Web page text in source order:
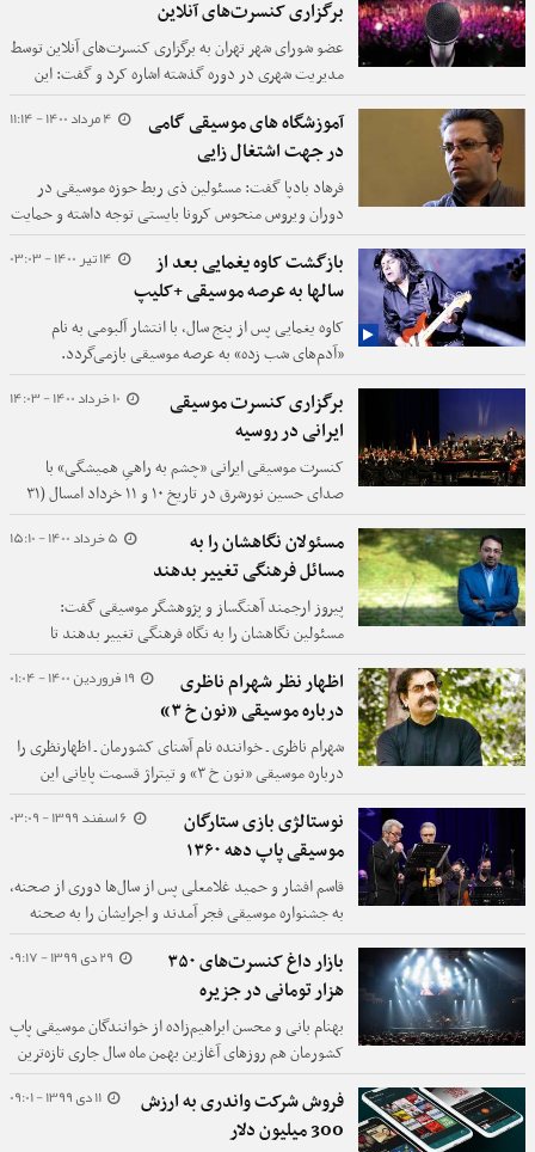
برگزاری کنسرت‌های آنلاین
عضو شورای شهر تهران به برگزاری کنسرت‌های آنلاین توسط
مدیریت شهری در دوره گذشته اشاره کرد و گفت:‌ این
کنسرت‌ها چه اثری را داشته و چقدر هزینه و فایده در پی
آن ایجاد شده است؛ این مسائلی است که باید به آن پاسخ
داده شود.
4 مرداد 1400 - 11:14
آموزشگاه های موسیقی گامی
در جهت اشتغال زایی
فرهاد بادپا گفت: مسئولین ذی ربط حوزه موسیقی در
دوران ویروس منحوس کرونا بایستی توجه داشته و حمایت
های مالی بیشتر و موثرتری انجام دهند.
14 تیر 1400 - 03:03
بازگشت کاوه یغمایی بعد از
سالها به عرصه موسیقی +کلیپ
کاوه یغمایی پس از پنج سال، با انتشار آلبومی به نام
«آدم‌های شب زده» به عرصه موسیقی بازمی‌گردد.
10 خرداد 1400 - 14:03
برگزاری کنسرت موسیقی
ایرانی در روسیه
کنسرت موسیقی ایرانی «چشم به راهیِ همیشگی» با
صدای حسین نورشرق در تاریخ ۱۰ و ۱۱ خرداد امسال (۳۱
می و اول ژوئن ۲۰۲۱) در سالن‌های راخمانینف کنسرواتوار
چایکوفسکی مسکو و خانه فرهنگ شهر بورووسک برگزار
می‌شود.
5 خرداد 1400 - 15:10
مسئولان نگاهشان را به
مسائل فرهنگی تغییر بدهند
پیروز ارجمند آهنگساز و پژوهشگر موسیقی گفت:
مسئولین نگاهشان را به نگاه فرهنگی تغییر بدهند تا
اعتمادسازی انجام شود. بدون اعتمادسازی نه هنرمندان
بالنده می شوند نه دولت می تواند از این فرصت برای
پیشبرد اهداف فرهنگی استفاده کند.
19 فروردین 1400 - 01:04
اظهار نظر شهرام ناظری
درباره موسیقی «نون خ ۳»
شهرام ناظری ـ خواننده نام آشنای کشورمان ـ اظهارنظری را
درباره موسیقی «نون خ ۳» و تیتراژ قسمت پایانی این
سریال با قطعه «لیلُم لِیل» بیان کرد.
6 اسفند 1399 - 03:09
نوستالژی بازی ستارگان
موسیقی پاپ دهه ۱۳۶۰
قاسم افشار و حمید غلامعلی پس از سال‌ها دوری از صحنه،
به جشنواره موسیقی فجر آمدند و اجرایشان را به صحنه
بردند.
29 دی 1399 - 09:17
بازار داغ کنسرت‌های ۳۵۰
هزار تومانی در جزیره
بهنام بانی و محسن ابراهیم‌زاده از خوانندگان موسیقی پاپ
کشورمان هم روزهای آغازین بهمن ماه سال جاری تازه‌ترین
کنسرت‌های خود را در جزیره کیش برگزار می‌کنند.
11 دی 1399 - 09:01
فروش شرکت واندری به ارزش
300 میلیون دلار